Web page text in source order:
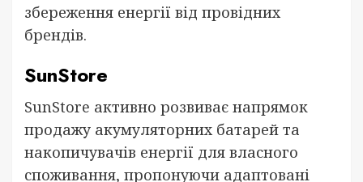
збереження енергії від провідних
брендів.
SunStore
SunStore активно розвиває напрямок
продажу акумуляторних батарей та
накопичувачів енергії для власного
споживання, пропонуючи адаптовані